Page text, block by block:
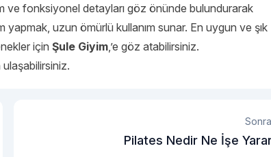
ve fonksiyonel detayları göz önünde bulundurarak
yapmak, uzun ömürlü kullanım sunar. En uygun ve şık
için Şule Giyim,’e göz atabilirsiniz.
Pilates Nedir Ne İşe